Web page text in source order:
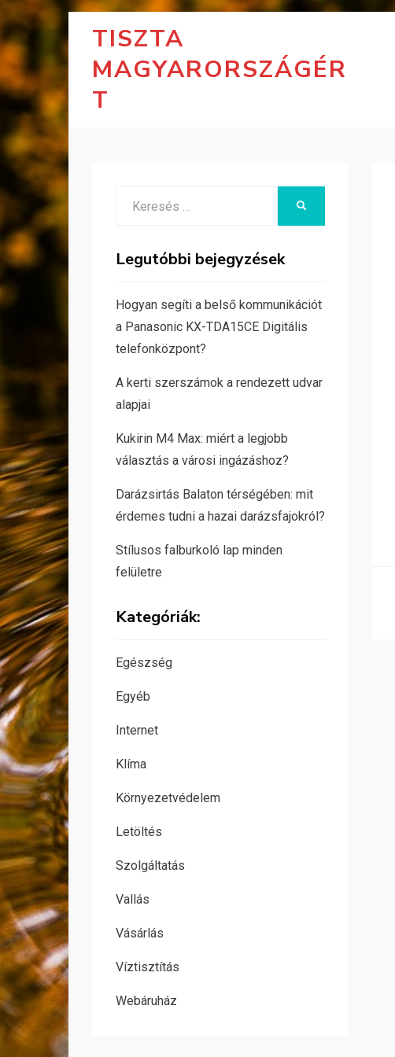
TISZTA
MAGYARORSZÁGÉR
T
Legutóbbi bejegyzések
Hogyan segíti a belső kommunikációt
a Panasonic KX-TDA15CE Digitális
telefonközpont?
A kerti szerszámok a rendezett udvar
alapjai
Kukirin M4 Max: miért a legjobb
választás a városi ingázáshoz?
Darázsirtás Balaton térségében: mit
érdemes tudni a hazai darázsfajokról?
Stílusos falburkoló lap minden
felületre
Kategóriák:
Egészség
Egyéb
Internet
Klíma
Környezetvédelem
Letöltés
Szolgáltatás
Vallás
Vásárlás
Víztisztítás
Webáruház